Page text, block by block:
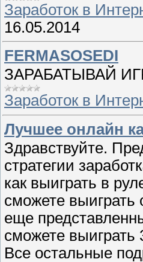
Заработок в
16.05.2014
FERMASOSEDI
ЗАРАБАТЫВАЙ
Заработок в
Лучшее онлайн
Здравствуйте.
стратегии
как выиграть в
сможете
еще
сможете выиграть
Все остальные